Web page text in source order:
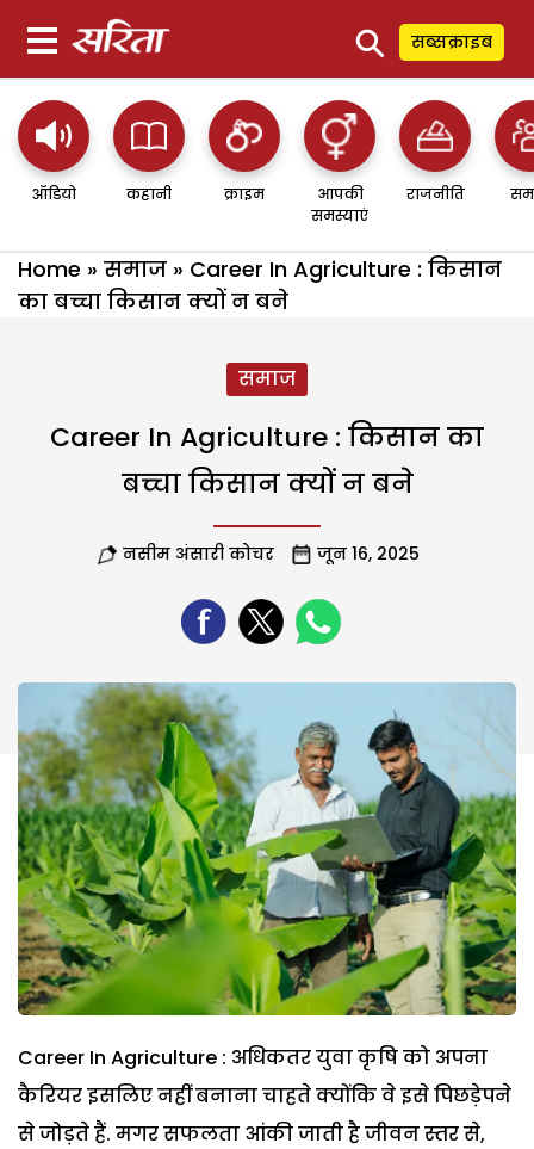
⚲ सब्सक्राइब
ऑडियो कहानी क्राइम
आपकी
समस्याएं
राजनीति
Home » समाज » Career In Agriculture : किसान
का बच्चा किसान क्यों न बने
समाज
Career In Agriculture : किसान का
बच्चा किसान क्यों न बने
नसीम अंसारी कोचर जून 16, 2025
Career In Agriculture : अधिकतर युवा कृषि को अपना
कैरियर इसलिए नहीं बनाना चाहते क्योंकि वे इसे पिछड़ेपने
से जोड़ते हैं. मगर सफलता आंकी जाती है जीवन स्तर से,